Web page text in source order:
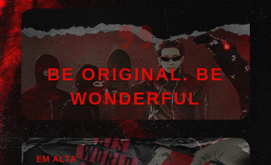
BE ORIGINAL. BE
WONDERFUL
EM ALTA